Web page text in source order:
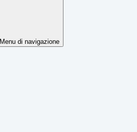
Menu di navigazione